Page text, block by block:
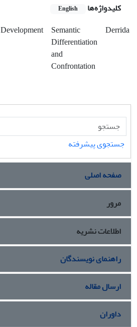
کلیدواژه‌ها English
Development Semantic
Differentiation
and
Confrontation
Derrida
جستجوی پیشرفته
صفحه اصلی
مرور
اطلاعات نشریه
راهنمای نویسندگان
ارسال مقاله
داوران